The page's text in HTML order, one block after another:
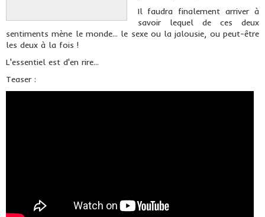
Il faudra finalement arriver à
savoir lequel de ces deux
sentiments mène le monde... le sexe ou la jalousie, ou peut-être
les deux à la fois !
L'essentiel est d'en rire...
Teaser :